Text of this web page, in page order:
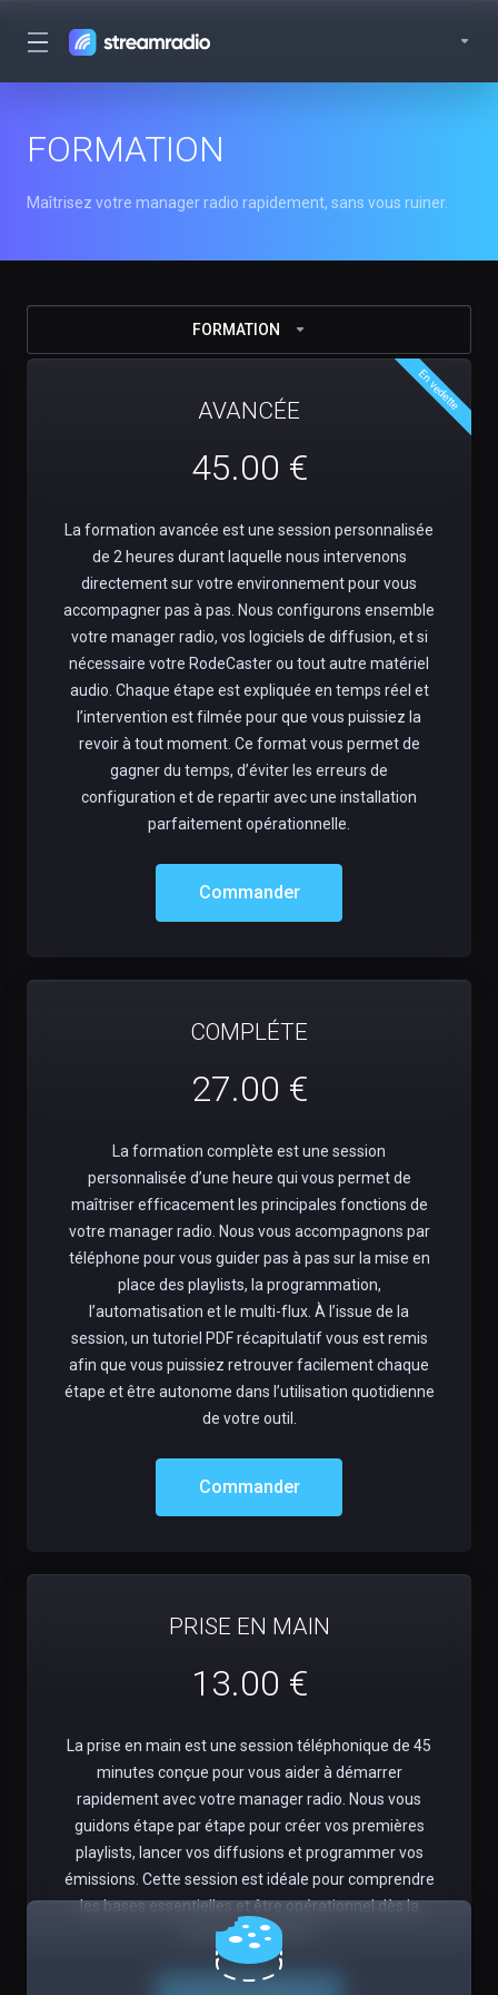
FORMATION
Maîtrisez votre manager radio rapidement, sans vous ruiner.
FORMATION
En vedette
AVANCÉE
45.00 €
La formation avancée est une session personnalisée
de 2 heures durant laquelle nous intervenons
directement sur votre environnement pour vous
accompagner pas à pas. Nous configurons ensemble
votre manager radio, vos logiciels de diffusion, et si
nécessaire votre RodeCaster ou tout autre matériel
audio. Chaque étape est expliquée en temps réel et
l’intervention est filmée pour que vous puissiez la
revoir à tout moment. Ce format vous permet de
gagner du temps, d’éviter les erreurs de
configuration et de repartir avec une installation
parfaitement opérationnelle.
Commander
COMPLÉTE
27.00 €
La formation complète est une session
personnalisée d’une heure qui vous permet de
maîtriser efficacement les principales fonctions de
votre manager radio. Nous vous accompagnons par
téléphone pour vous guider pas à pas sur la mise en
place des playlists, la programmation,
l’automatisation et le multi-flux. À l’issue de la
session, un tutoriel PDF récapitulatif vous est remis
afin que vous puissiez retrouver facilement chaque
étape et être autonome dans l’utilisation quotidienne
de votre outil.
Commander
PRISE EN MAIN
13.00 €
La prise en main est une session téléphonique de 45
minutes conçue pour vous aider à démarrer
rapidement avec votre manager radio. Nous vous
guidons étape par étape pour créer vos premières
playlists, lancer vos diffusions et programmer vos
émissions. Cette session est idéale pour comprendre
les bases essentielles et être opérationnel dès la
première utilisation.